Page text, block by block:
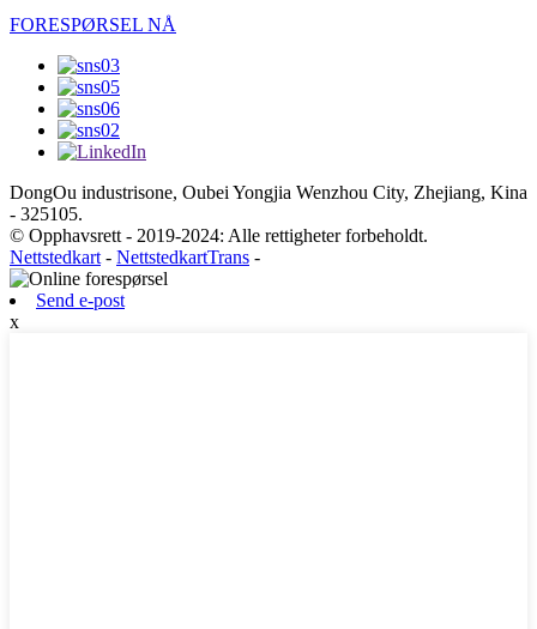
FORESPØRSEL NÅ
DongOu industrisone, Oubei Yongjia Wenzhou City, Zhejiang, Kina
- 325105.
© Opphavsrett - 2019-2024: Alle rettigheter forbeholdt.
Nettstedkart - NettstedkartTrans -
Send e-post
x